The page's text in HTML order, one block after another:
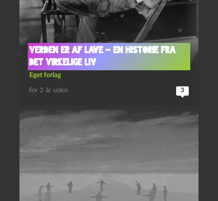
Verden er af lave – en historie fra
det virkelige liv
Eget forlag
For 2 år siden 3